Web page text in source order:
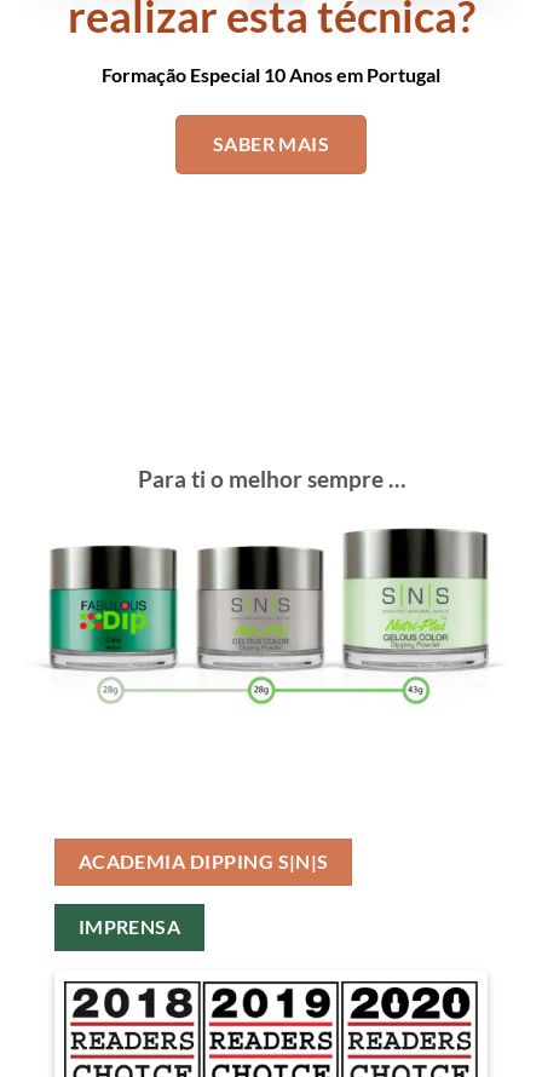
realizar esta técnica?
Formação Especial 10 Anos em Portugal
SABER MAIS
Para ti o melhor sempre …
ACADEMIA DIPPING S|N|S
IMPRENSA